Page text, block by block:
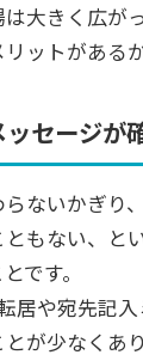
大きく広がっ
ットがあるか
セージが
ないかぎり
もない、と
です。
居や宛先記
が少なくあ